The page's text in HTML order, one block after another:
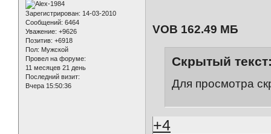
Зарегистрирован: 14-03-2010
Сообщений: 6464
Уважение: +9626
Позитив: +6918
Пол: Мужской
Провел на форуме:
11 месяцев 21 день
Последний визит:
Вчера 15:50:36
VOB 162.49 МБ
Скрытый
Для просмотра
+4